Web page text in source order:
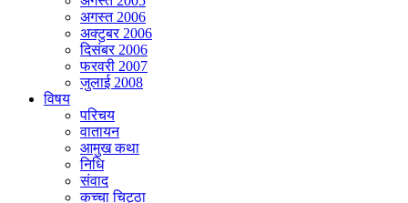
अगस्त 2006
अक्टुबर 2006
दिसंबर 2006
फरवरी 2007
जुलाई 2008
विषय
परिचय
वातायन
आमुख कथा
निधि
संवाद
कच्चा चिट्ठा